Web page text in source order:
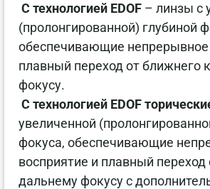
С технологией EDOF – линзы с
(пролонгированной) глубиной
обеспечивающие непрерывное
плавный переход от ближнего
фокусу.
С технологией EDOF
увеличенной
фокуса, обеспечивающие
восприятие и плавный переход
дальнему фокусу с